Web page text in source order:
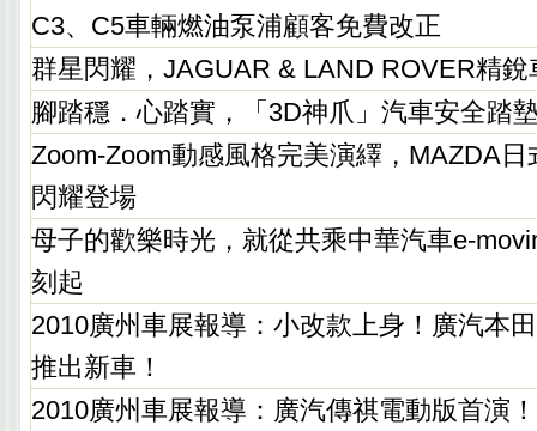
C3、C5車輛燃油泵浦顧客免費改正
群星閃耀，JAGUAR & LAND ROVER精銳
腳踏穩．心踏實，「3D神爪」汽車安全踏
Zoom-Zoom動感風格完美演繹，MAZDA
閃耀登場
母子的歡樂時光，就從共乘中華汽車e-
刻起
2010廣州車展報導：小改款上身！廣汽本
推出新車！
2010廣州車展報導：廣汽傳祺電動版首演！